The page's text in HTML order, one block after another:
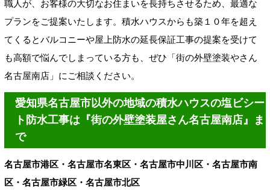
職人が、お客様の大切なお住まいを長持ちさせるため、最適な
プランをご提案いたします。積水ハウスからも築１０年を超え
てくるとバルコニーや屋上防水の延長保証工事の提案を受けて
も高額で悩んでしまっている方も、ぜひ「街の外壁塗装やさん
名古屋南店」にご相談ください。
愛知県名古屋市以外の地域の積水ハウスの塩ビシー
ト防水工事は『街の外壁塗装屋さん名古屋南店』ま
で
名古屋市港区・名古屋市名東区・名古屋市中川区・名古屋市南
区・名古屋市緑区・名古屋市北区